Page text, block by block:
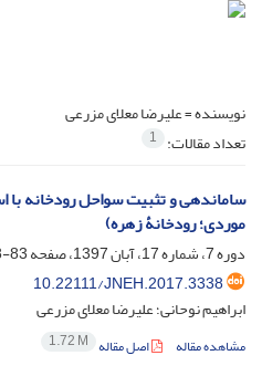
نویسنده =علیرضا معلای مزرعی
تعداد مقالات: 1
ساماندهی و تثبیت سواحل رودخانه با
موردی؛ رودخانۀ زهره)
دوره 7، شماره 17، آبان 1397، صفحه
83-98
10.22111/JNEH.2017.3338
ابراهیم نوحانی؛ علیرضا معلای مزرعی
مشاهده مقاله اصل مقاله 1.72 M